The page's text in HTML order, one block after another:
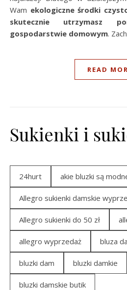
Wam ekologiczne środki
skutecznie utrzymasz
gospodarstwie domowym.
READ
Sukienki i
24hurt akie bluzki są
Allegro sukienki damskie
Allegro sukienki do 50 zł
allegro wyprzedaż bluza
bluzki dam bluzki damkie
bluzki damskie butik